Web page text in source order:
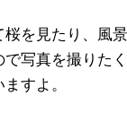
を見たり、風
写真を撮りた
すよ。